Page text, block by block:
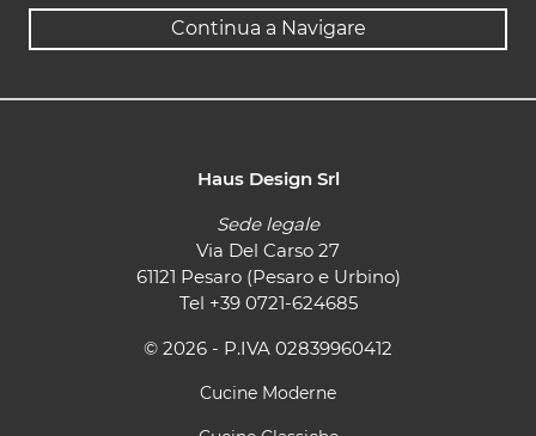
Continua a Navigare
Haus Design Srl
Sede legale
Via Del Carso 27
61121 Pesaro (Pesaro e Urbino)
Tel +39 0721-624685
© 2026 - P.IVA 02839960412
Cucine Moderne